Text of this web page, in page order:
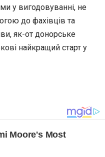
у вигодовуванні, не
до фахівців та
як-от донорське
найкращий старт у